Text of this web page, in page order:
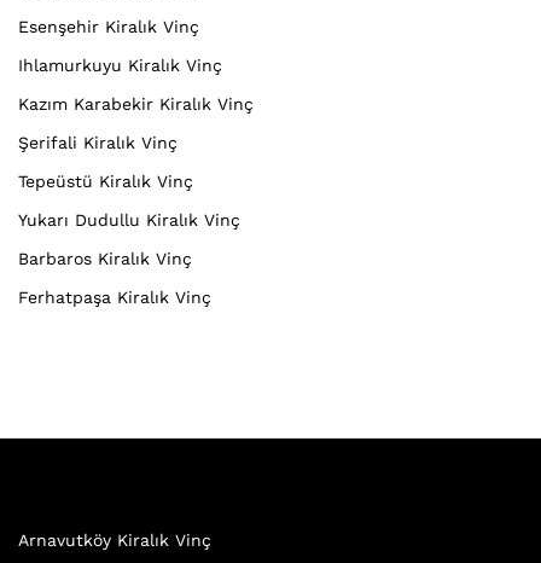
Esenşehir Kiralık Vinç
Ihlamurkuyu Kiralık Vinç
Kazım Karabekir Kiralık Vinç
Şerifali Kiralık Vinç
Tepeüstü Kiralık Vinç
Yukarı Dudullu Kiralık Vinç
Barbaros Kiralık Vinç
Ferhatpaşa Kiralık Vinç
Arnavutköy Kiralık Vinç